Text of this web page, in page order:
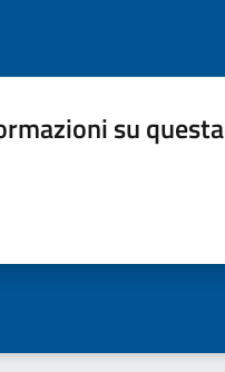
su questa